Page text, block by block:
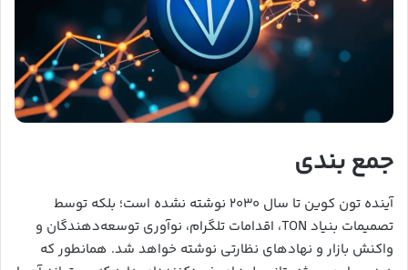
جمع‌ بندی
آینده تون کوین تا سال ۲۰۳۰ نوشته نشده است؛ بلکه توسط
تصمیمات بنیاد TON، اقدامات تلگرام، نوآوری توسعه‌دهندگان و
واکنش بازار و نهادهای نظارتی نوشته خواهد شد. همانطور که